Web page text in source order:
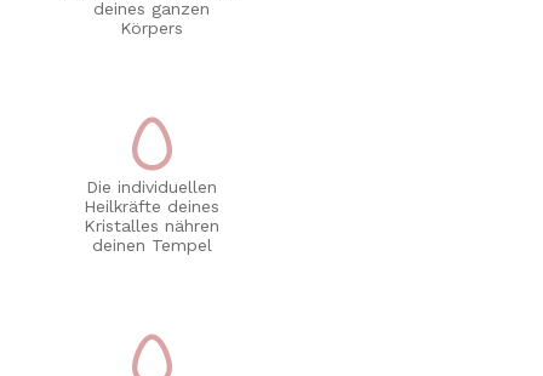
deines ganzen
Körpers
Die individuellen
Heilkräfte deines
Kristalles nähren
deinen Tempel